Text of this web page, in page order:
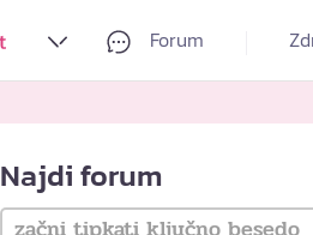
Forum
Najdi forum